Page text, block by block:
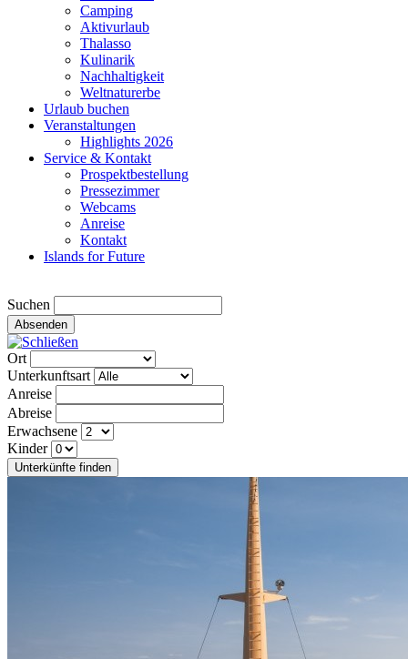
Camping
Aktivurlaub
Thalasso
Kulinarik
Nachhaltigkeit
Weltnaturerbe
Urlaub buchen
Veranstaltungen
Highlights 2026
Service & Kontakt
Prospektbestellung
Pressezimmer
Webcams
Anreise
Kontakt
Islands for Future
Suchen
Absenden
Ort
Unterkunftsart
Anreise
Abreise
Erwachsene
Kinder
Unterkünfte finden